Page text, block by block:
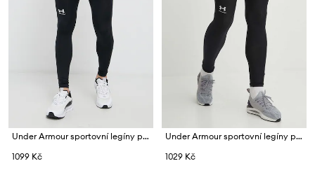
Under Armour sportovní legíny pánské CG Armour
1099 Kč
Under Armour sportovní legíny pánské HG Armour
1029 Kč